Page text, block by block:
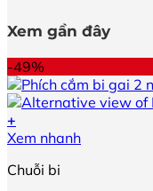
Xem gần đây
-49%
+
Sản
này
Xem nhanh
Chuỗi bi